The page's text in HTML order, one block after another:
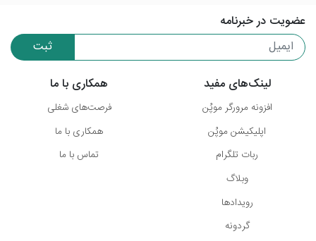
عضویت در خبرنامه
ثبت
لینک‌های مفید
افزونه مرورگر موپُن
اپلیکیشن موپُن
ربات تلگرام
وبلاگ
رویدادها
گردونه
همکاری با ما
فرصت‌های شغلی
همکاری با ما
تماس با ما